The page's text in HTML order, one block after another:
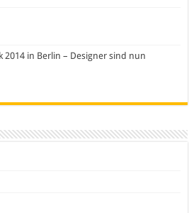
2014 in Berlin – Designer sind nun